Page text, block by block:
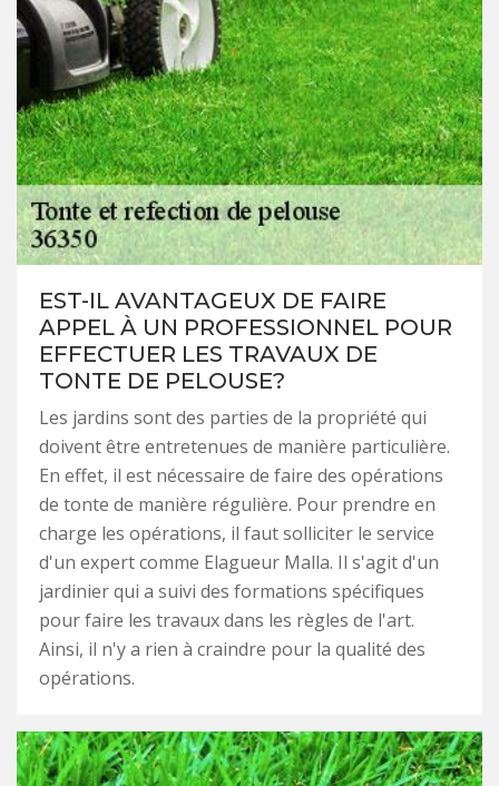
EST-IL AVANTAGEUX DE FAIRE
APPEL À UN PROFESSIONNEL POUR
EFFECTUER LES TRAVAUX DE
TONTE DE PELOUSE?
Les jardins sont des parties de la propriété qui
doivent être entretenues de manière particulière.
En effet, il est nécessaire de faire des opérations
de tonte de manière régulière. Pour prendre en
charge les opérations, il faut solliciter le service
d'un expert comme Elagueur Malla. Il s'agit d'un
jardinier qui a suivi des formations spécifiques
pour faire les travaux dans les règles de l'art.
Ainsi, il n'y a rien à craindre pour la qualité des
opérations.